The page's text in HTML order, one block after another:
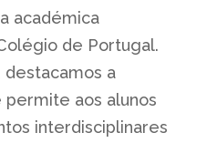
académica
de Portugal.
destacamos a
aos alunos
interdisciplinares